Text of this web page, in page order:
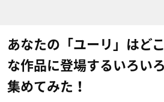
あなたの「ユーリ」はど
な作品に登場するいろい
集めてみた！